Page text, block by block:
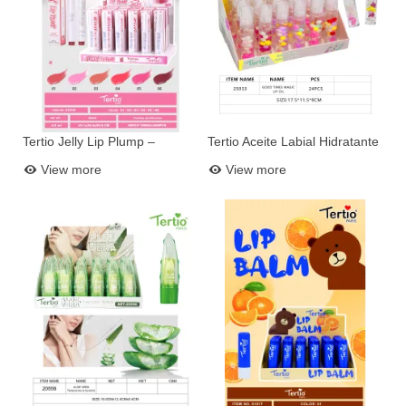
Add to basket
Tertio Jelly Lip Plump –
View more
Tertio Aceite Labial Hidratante
View more